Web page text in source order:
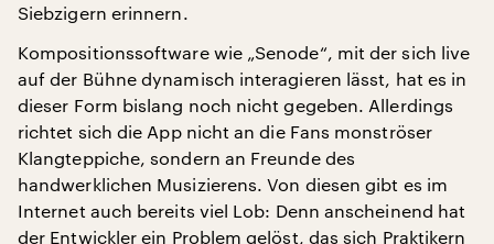
Siebzigern erinnern.
Kompositionssoftware wie „Senode“, mit der sich live
auf der Bühne dynamisch interagieren lässt, hat es in
dieser Form bislang noch nicht gegeben. Allerdings
richtet sich die App nicht an die Fans monströser
Klangteppiche, sondern an Freunde des
handwerklichen Musizierens. Von diesen gibt es im
Internet auch bereits viel Lob: Denn anscheinend hat
der Entwickler ein Problem gelöst, das sich Praktikern